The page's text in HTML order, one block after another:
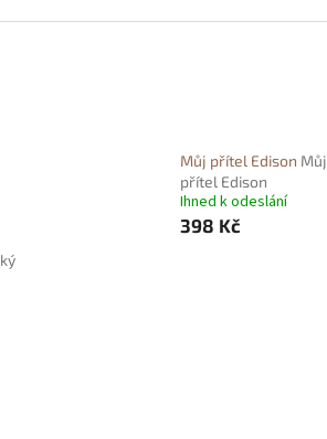
Můj přítel Edison Můj
přítel Edison
Ihned k odeslání
398 Kč